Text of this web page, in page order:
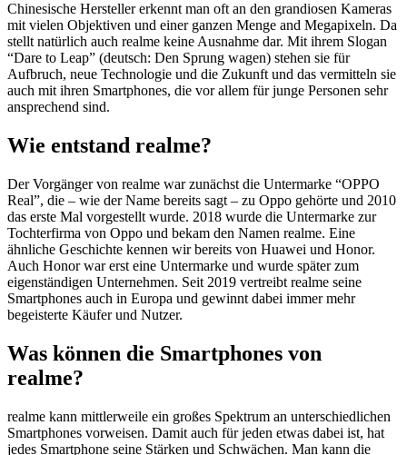
Chinesische Hersteller erkennt man oft an den grandiosen Kameras
mit vielen Objektiven und einer ganzen Menge and Megapixeln. Da
stellt natürlich auch realme keine Ausnahme dar. Mit ihrem Slogan
“Dare to Leap” (deutsch: Den Sprung wagen) stehen sie für
Aufbruch, neue Technologie und die Zukunft und das vermitteln sie
auch mit ihren Smartphones, die vor allem für junge Personen sehr
ansprechend sind.
Wie entstand realme?
Der Vorgänger von realme war zunächst die Untermarke “OPPO
Real”, die – wie der Name bereits sagt – zu Oppo gehörte und 2010
das erste Mal vorgestellt wurde. 2018 wurde die Untermarke zur
Tochterfirma von Oppo und bekam den Namen realme. Eine
ähnliche Geschichte kennen wir bereits von Huawei und Honor.
Auch Honor war erst eine Untermarke und wurde später zum
eigenständigen Unternehmen. Seit 2019 vertreibt realme seine
Smartphones auch in Europa und gewinnt dabei immer mehr
begeisterte Käufer und Nutzer.
Was können die Smartphones von
realme?
realme kann mittlerweile ein großes Spektrum an unterschiedlichen
Smartphones vorweisen. Damit auch für jeden etwas dabei ist, hat
jedes Smartphone seine Stärken und Schwächen. Man kann die